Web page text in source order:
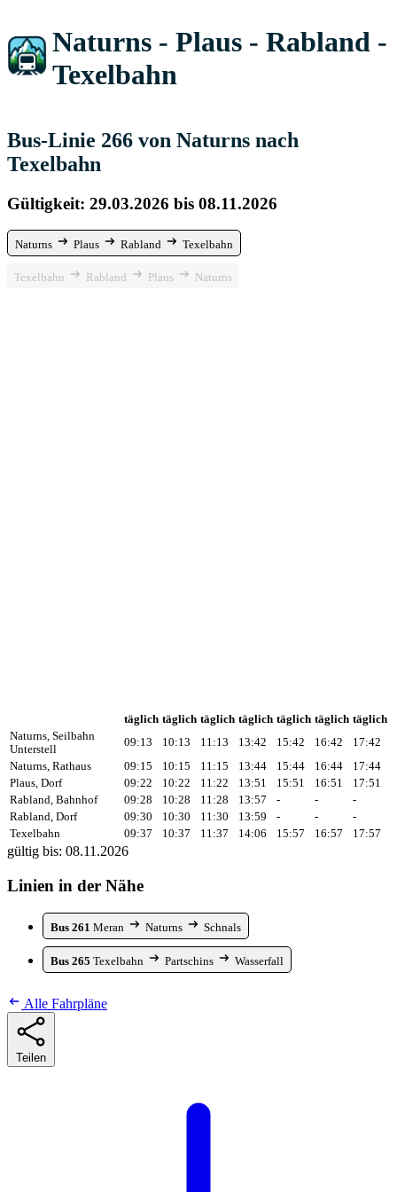
Naturns - Plaus - Rabland -
Texelbahn
Bus-Linie 266 von Naturns nach
Texelbahn
Gültigkeit: 29.03.2026 bis 08.11.2026
Naturns Plaus Rabland Texelbahn
Texelbahn Rabland Plaus Naturns
täglich täglich täglich täglich täglich täglich täglich
Naturns, Seilbahn
Unterstell
09:13 10:13 11:13 13:42 15:42 16:42
17:42
Naturns, Rathaus
09:15 10:15 11:15 13:44 15:44 16:44
17:44
Plaus, Dorf
09:22 10:22 11:22 13:51 15:51 16:51
17:51
Rabland, Bahnhof
09:28 10:28 11:28 13:57 - -
-
Rabland, Dorf
09:30 10:30 11:30 13:59 - -
-
Texelbahn
09:37 10:37 11:37 14:06 15:57 16:57 17:57
gültig bis: 08.11.2026
Linien in der Nähe
Bus 261 Meran Naturns Schnals
Bus 265 Texelbahn Partschins Wasserfall
Alle Fahrpläne
Teilen